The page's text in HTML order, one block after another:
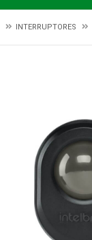
INTERRUPTORES